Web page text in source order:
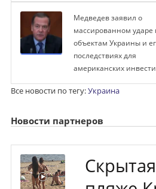
Медведев заявил о
массированном ударе
объектам Украины и
последствиях для
американских
Все новости по тегу:Украина
Новости партнеров